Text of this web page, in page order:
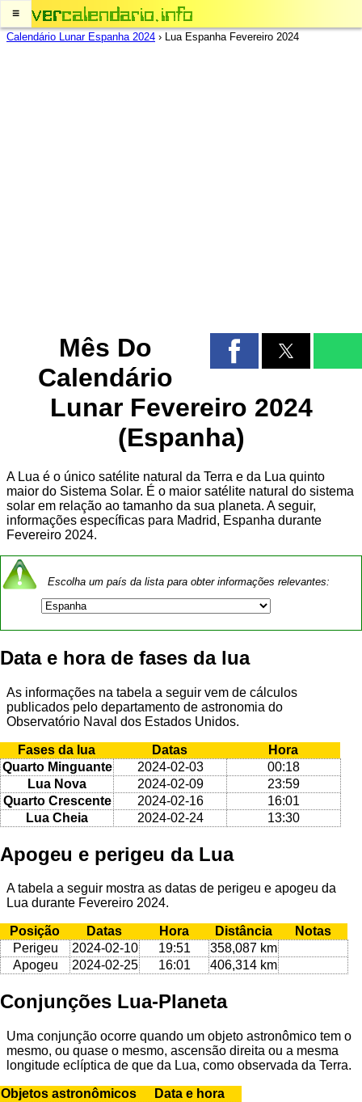
≡
Calendário Lunar Espanha 2024 › Lua Espanha Fevereiro 2024
Mês Do
Calendário
Lunar Fevereiro 2024
(Espanha)
A Lua é o único satélite natural da Terra e da Lua quinto
maior do Sistema Solar. É o maior satélite natural do sistema
solar em relação ao tamanho da sua planeta. A seguir,
informações específicas para Madrid, Espanha durante
Fevereiro 2024.
Escolha um país da lista para obter informações relevantes:
Data e hora de fases da lua
As informações na tabela a seguir vem de cálculos
publicados pelo departamento de astronomia do
Observatório Naval dos Estados Unidos.
Fases da lua Datas
Hora
Quarto Minguante
2024-02-03
00:18
Lua Nova
2024-02-09
23:59
Quarto Crescente
2024-02-16
16:01
Lua Cheia
2024-02-24 13:30
Apogeu e perigeu da Lua
A tabela a seguir mostra as datas de perigeu e apogeu da
Lua durante Fevereiro 2024.
Posição Datas Hora Distância
Notas
Perigeu
2024-02-10 19:51
358,087 km
Apogeu
2024-02-25 16:01 406,314 km
Conjunções Lua-Planeta
Uma conjunção ocorre quando um objeto astronômico tem o
mesmo, ou quase o mesmo, ascensão direita ou a mesma
longitude eclíptica de que da Lua, como observada da Terra.
Objetos astronômicos
Data e hora